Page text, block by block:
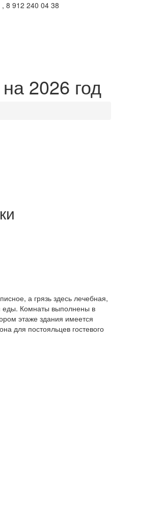
8 912 240 04 38
2026 год
а грязь здесь лечебная,
еды. Комнаты выполнены в
этаже здания имеется
для постояльцев гостевого